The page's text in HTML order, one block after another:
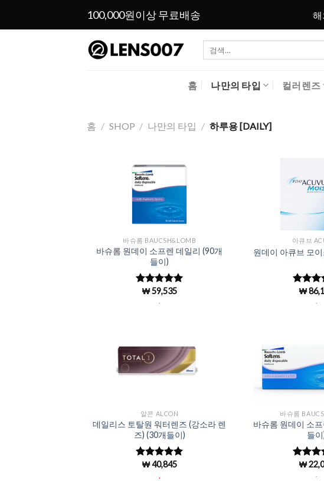
100,000원이상 무료배송 해
색:
홈 나만의 타입 컬러렌즈
홈 / SHOP / 나만의 타입 / 하루용 [DAILY]
바슈롬 BAUCSH&LOMB
바슈롬 원데이 소프렌 데일리 (90개
들이)
5 중에서
로 평
₩59,535
아큐브
원데이 아큐브 모
5 중에
로
₩
Wishlist
알콘 ALCON
데일리스 토탈원 워터렌즈 (강소라 렌
즈) (30개들이)
5 중에서
₩40,845
.
바슈롬
바슈롬 원데이 소
들
5 중에
로
₩